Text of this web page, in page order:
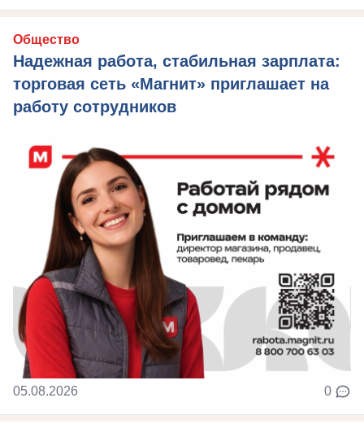
Общество
Надежная работа, стабильная зарплата:
торговая сеть «Магнит» приглашает на
работу сотрудников
05.08.2026 0